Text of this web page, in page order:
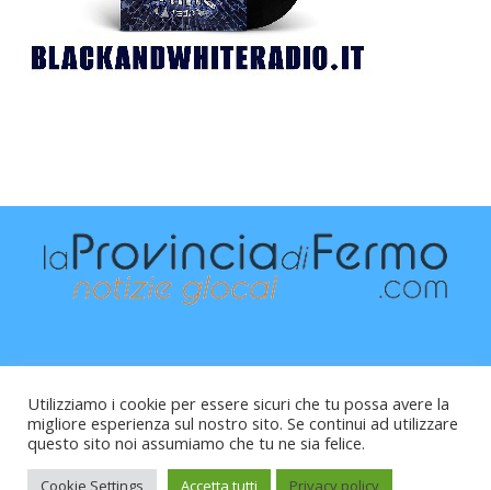
Raffaele Vitali - via Leopardi 10 - 61121 Pesaro (PU) -
Cod.Fisc VTLRFL77B02L500Y - Testata giornalistica, aut.
Utilizziamo i cookie per essere sicuri che tu possa avere la
migliore esperienza sul nostro sito. Se continui ad utilizzare
questo sito noi assumiamo che tu ne sia felice.
Cookie Settings Accetta tutti Privacy policy